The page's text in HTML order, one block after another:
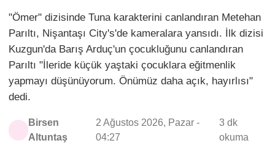
"Ömer" dizisinde Tuna karakterini canlandıran Metehan
Parıltı, Nişantaşı City's'de kameralara yansıdı. İlk dizisi
Kuzgun'da Barış Arduç'un çocukluğunu canlandıran
Parıltı "İleride küçük yaştaki çocuklara eğitmenlik
yapmayı düşünüyorum. Önümüz daha açık, hayırlısı"
dedi.
Birsen
Altuntaş
2 Ağustos 2026, Pazar -
04:27
3 dk
okuma